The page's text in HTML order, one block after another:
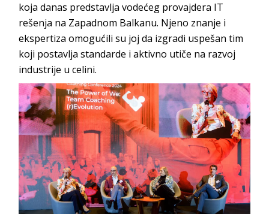
koja danas predstavlja vodećeg provajdera IT
rešenja na Zapadnom Balkanu. Njeno znanje i
ekspertiza omogućili su joj da izgradi uspešan tim
koji postavlja standarde i aktivno utiče na razvoj
industrije u celini.